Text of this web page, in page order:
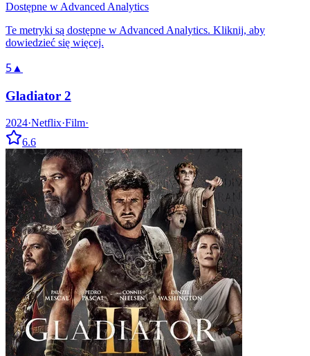
Dostępne w Advanced Analytics
Te metryki są dostępne w Advanced Analytics. Kliknij, aby
dowiedzieć się więcej.
5 ▲
Gladiator 2
2024·Netflix·Film·
6.6